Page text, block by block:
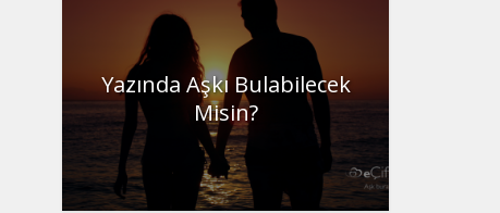
Yazında Aşkı Bulabilecek
Misin?